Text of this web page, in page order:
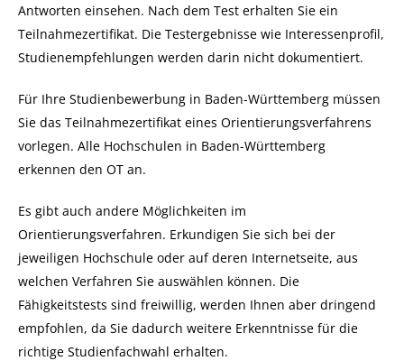
Antworten einsehen. Nach dem Test erhalten Sie ein
Teilnahmezertifikat. Die Testergebnisse wie Interessenprofil,
Studienempfehlungen werden darin nicht dokumentiert.
Für Ihre Studienbewerbung in Baden-Württemberg müssen
Sie das Teilnahmezertifikat eines Orientierungsverfahrens
vorlegen. Alle Hochschulen in Baden-Württemberg
erkennen den OT an.
Es gibt auch andere Möglichkeiten im
Orientierungsverfahren. Erkundigen Sie sich bei der
jeweiligen Hochschule oder auf deren Internetseite, aus
welchen Verfahren Sie auswählen können. Die
Fähigkeitstests sind freiwillig, werden Ihnen aber dringend
empfohlen, da Sie dadurch weitere Erkenntnisse für die
richtige Studienfachwahl erhalten.